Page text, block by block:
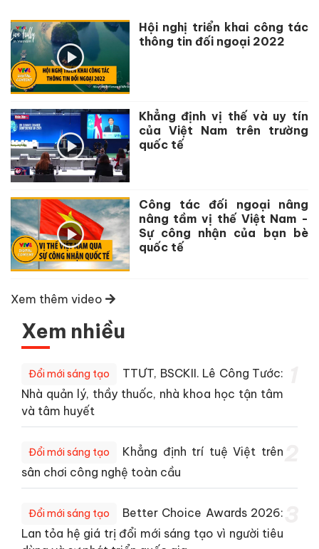
Hội nghị triển khai công tác
thông tin đối ngoại 2022
Khẳng định vị thế và uy tín
của Việt Nam trên trường
quốc tế
Công tác đối ngoại nâng
nâng tầm vị thế Việt Nam -
Sự công nhận của bạn bè
quốc tế
Xem thêm video
Xem nhiều
Đổi mới sáng tạo
TTƯT, BSCKII. Lê Công Tước:
Nhà quản lý, thầy thuốc, nhà khoa học tận tâm
và tâm huyết
Đổi mới sáng tạo
Khẳng định trí tuệ Việt trên
sân chơi công nghệ toàn cầu
Đổi mới sáng tạo
Better Choice Awards 2026:
Lan tỏa hệ giá trị đổi mới sáng tạo vì người tiêu